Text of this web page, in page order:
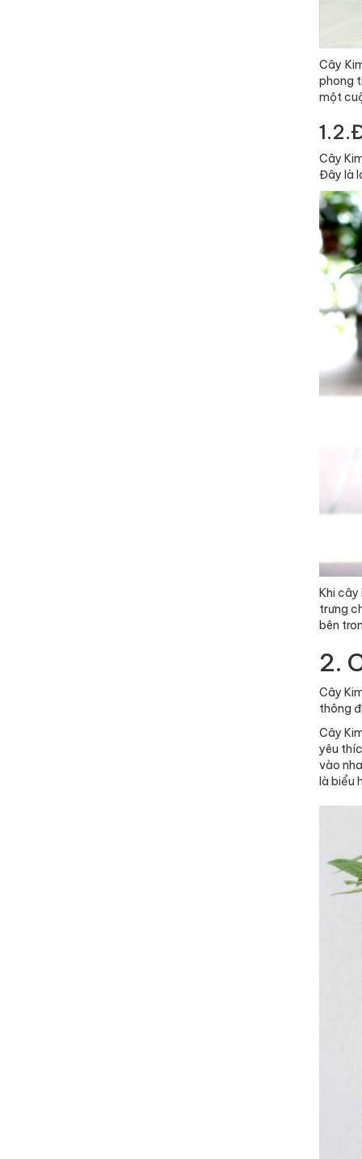
Cây
phong
một
Cây
Đây là
Khi
trưng
bên
2.
Cây
thông
Cây
yêu
vào
là biểu